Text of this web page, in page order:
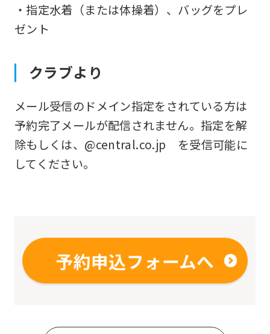
・指定水着（または体操着）、バッグをプレ
ゼント
クラブより
メール受信のドメイン指定をされている方は
予約完了メールが配信されません。指定を解
除もしくは、@central.co.jp を受信可能に
してください。
予約申込フォームへ